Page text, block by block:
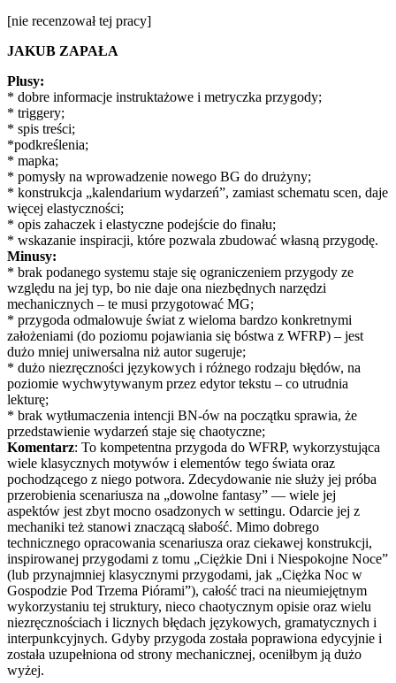
[nie recenzował tej pracy]
JAKUB ZAPAŁA
Plusy:
* dobre informacje instruktażowe i metryczka przygody;
* triggery;
* spis treści;
*podkreślenia;
* mapka;
* pomysły na wprowadzenie nowego BG do drużyny;
* konstrukcja „kalendarium wydarzeń”, zamiast schematu scen, daje
więcej elastyczności;
* opis zahaczek i elastyczne podejście do finału;
* wskazanie inspiracji, które pozwala zbudować własną przygodę.
Minusy:
* brak podanego systemu staje się ograniczeniem przygody ze
względu na jej typ, bo nie daje ona niezbędnych narzędzi
mechanicznych – te musi przygotować MG;
* przygoda odmalowuje świat z wieloma bardzo konkretnymi
założeniami (do poziomu pojawiania się bóstwa z WFRP) – jest
dużo mniej uniwersalna niż autor sugeruje;
* dużo niezręczności językowych i różnego rodzaju błędów, na
poziomie wychwytywanym przez edytor tekstu – co utrudnia
lekturę;
* brak wytłumaczenia intencji BN-ów na początku sprawia, że
przedstawienie wydarzeń staje się chaotyczne;
Komentarz: To kompetentna przygoda do WFRP, wykorzystująca
wiele klasycznych motywów i elementów tego świata oraz
pochodzącego z niego potwora. Zdecydowanie nie służy jej próba
przerobienia scenariusza na „dowolne fantasy” — wiele jej
aspektów jest zbyt mocno osadzonych w settingu. Odarcie jej z
mechaniki też stanowi znaczącą słabość. Mimo dobrego
technicznego opracowania scenariusza oraz ciekawej konstrukcji,
inspirowanej przygodami z tomu „Ciężkie Dni i Niespokojne Noce”
(lub przynajmniej klasycznymi przygodami, jak „Ciężka Noc w
Gospodzie Pod Trzema Piórami”), całość traci na nieumiejętnym
wykorzystaniu tej struktury, nieco chaotycznym opisie oraz wielu
niezręcznościach i licznych błędach językowych, gramatycznych i
interpunkcyjnych. Gdyby przygoda została poprawiona edycyjnie i
została uzupełniona od strony mechanicznej, oceniłbym ją dużo
wyżej.